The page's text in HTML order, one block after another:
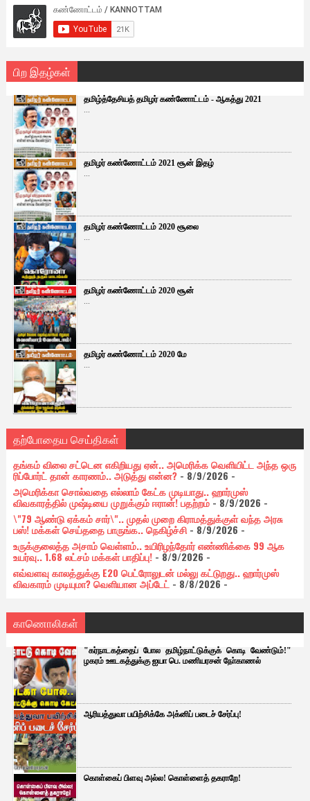
பிற இதழ்கள்
தமிழ்த்தேசியத் தமிழர் கண்ணோட்டம் - ஆகத்து 2021
...
தமிழர் கண்ணோட்டம் 2021 சூன் இதழ்
...
தமிழர் கண்ணோட்டம் 2020 சூலை
...
தமிழர் கண்ணோட்டம் 2020 சூன்
...
தமிழர் கண்ணோட்டம் 2020 மே
...
தற்போதைய செய்திகள்
தங்கம் விலை சட்டென எகிறியது ஏன்.. அமெரிக்க வெளியிட்ட அந்த ஒரு
ரிப்போர்ட் தான் காரணம்.. அடுத்து என்ன?- 8/9/2026 -
அமெரிக்கா சொல்வதை எல்லாம் கேட்க முடியாது.. ஹார்முஸ்
விவகாரத்தில் முஷ்டியை முறுக்கும் ஈரான்! பதற்றம்- 8/9/2026 -
\"79 ஆண்டு ஏக்கம் சார்\".. முதல் முறை கிராமத்துக்குள் வந்த அரசு
பஸ்! மக்கள் செய்ததை பாருங்க.. நெகிழ்ச்சி- 8/9/2026 -
உருக்குலைத்த அசாம் வெள்ளம்.. உயிரிழந்தோர் எண்ணிக்கை 99 ஆக
உயர்வு.. 1.68 லட்சம் மக்கள் பாதிப்பு!- 8/9/2026 -
எவ்வளவு காலத்துக்கு E20 பெட்ரோலுடன் மல்லு கட்டுறது.. ஹார்முஸ்
விவகாரம் முடியுமா? வெளியான அப்டேட் - 8/8/2026-
காணொலிகள்
"கர்நாடகத்தைப் போல தமிழ்நாட்டுக்குக் கொடி வேண்டும்!"
ழகரம் ஊடகத்துக்கு ஐயா பெ. மணியரசன் நோ்காணல்
ஆரியத்துவா பயிற்சிக்கே அக்னிப் படைச் சேர்ப்பு!
கொள்கைப் பிளவு அல்ல! கொள்ளைத் தகராறே!